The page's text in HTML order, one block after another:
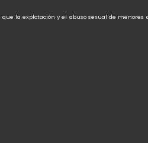
la explotación y el abuso sexual de menores